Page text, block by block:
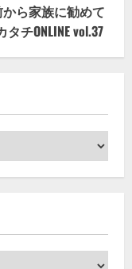
ら家族に勧めて
チONLINE vol.37